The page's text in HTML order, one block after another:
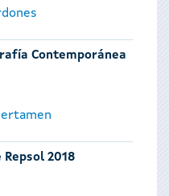
Contemporánea
2018